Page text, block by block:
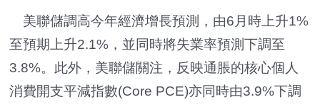
美聯儲調高今年經濟增長預測，由6月時上升1%
至預期上升2.1%，並同時將失業率預測下調至
3.8%。此外，美聯儲關注，反映通脹的核心個人
消費開支平減指數(Core PCE)亦同時由3.9%下調